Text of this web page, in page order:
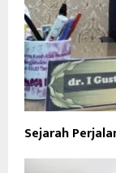
Sejarah